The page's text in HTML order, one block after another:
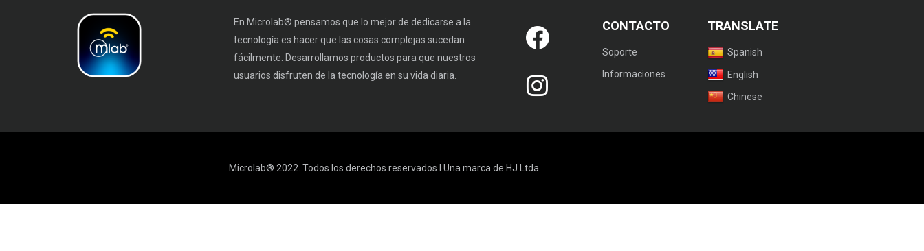
En Microlab® pensamos que lo mejor de dedicarse a la
tecnología es hacer que las cosas complejas sucedan
fácilmente. Desarrollamos productos para que nuestros
usuarios disfruten de la tecnología en su vida diaria.
CONTACTO
Soporte
Informaciones
TRANSLATE
Spanish
English
Chinese
Microlab® 2022. Todos los derechos reservados I Una marca de HJ Ltda.